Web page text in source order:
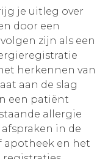
je uitleg over
door een
zijn als een
herkennen van
aan de slag
een patiënt
allergie
in de
apotheek en het